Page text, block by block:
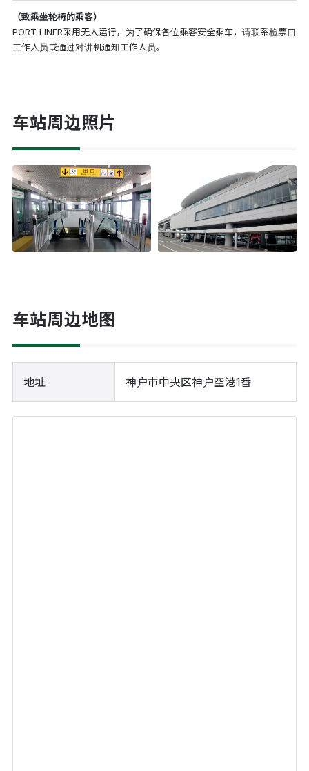
（致乘坐轮椅的乘客）
PORT LINER采用无人运行，为了确保各位乘客安全乘车，请联系检票口
工作人员或通过对讲机通知工作人员。
车站周边照片
车站周边地图
地址 神户市中央区神户空港1番